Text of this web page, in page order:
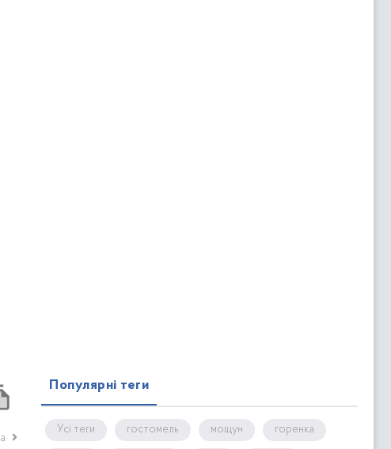
Популярні теги
Усі теги гостомель мощун горенка